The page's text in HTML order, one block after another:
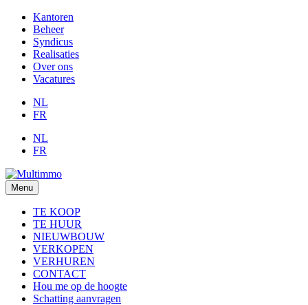
Kantoren
Beheer
Syndicus
Realisaties
Over ons
Vacatures
NL
FR
NL
FR
Menu
TE KOOP
TE HUUR
NIEUWBOUW
VERKOPEN
VERHUREN
CONTACT
Hou me op de hoogte
Schatting aanvragen